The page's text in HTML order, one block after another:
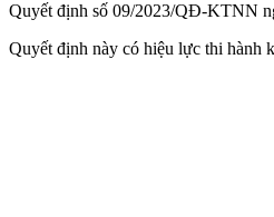
Quyết định số 09/2023/QĐ-KTNN
Quyết định này có hiệu lực thi hành